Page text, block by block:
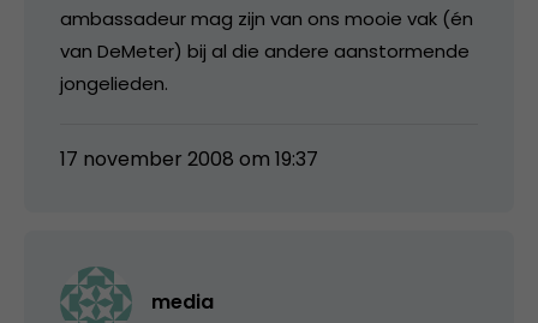
ambassadeur mag zijn van ons mooie vak (én
van DeMeter) bij al die andere aanstormende
jongelieden.
17 november 2008 om 19:37
media